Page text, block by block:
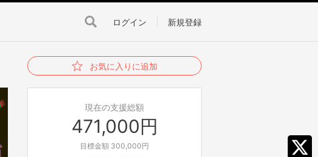
ログイン 新規登録
お気に入りに追加
現在の支援総額
471,000円
目標金額 300,000円